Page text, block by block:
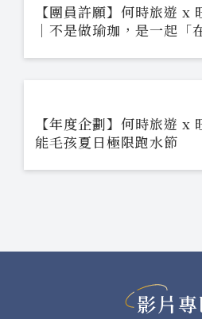
【團員許願】何時旅遊 x
｜不是做瑜珈，是一起「在
【年度企劃】何時旅遊 x
能毛孩夏日極限跑水節
影片專